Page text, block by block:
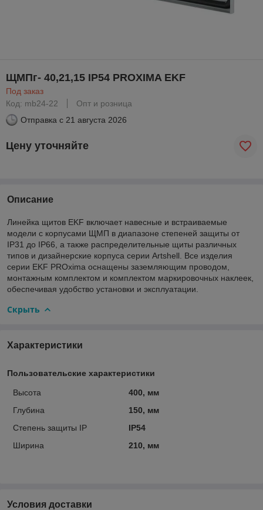
ЩМПг- 40,21,15 IP54 PROXIMA EKF
Под заказ
Код: mb24-22
Опт и розница
Отправка с 21 августа 2026
Цену уточняйте
Описание
Линейка щитов EKF включает навесные и встраиваемые
модели с корпусами ЩМП в диапазоне степеней защиты от
IP31 до IP66, а также распределительные щиты различных
типов и дизайнерские корпуса серии Artshell. Все изделия
серии EKF PROxima оснащены заземляющим проводом,
монтажным комплектом и комплектом маркировочных наклеек,
обеспечивая удобство установки и эксплуатации.
Скрыть
Характеристики
Пользовательские характеристики
Высота
400, мм
Глубина
150, мм
Степень защиты IP
IP54
Ширина
210, мм
Условия доставки